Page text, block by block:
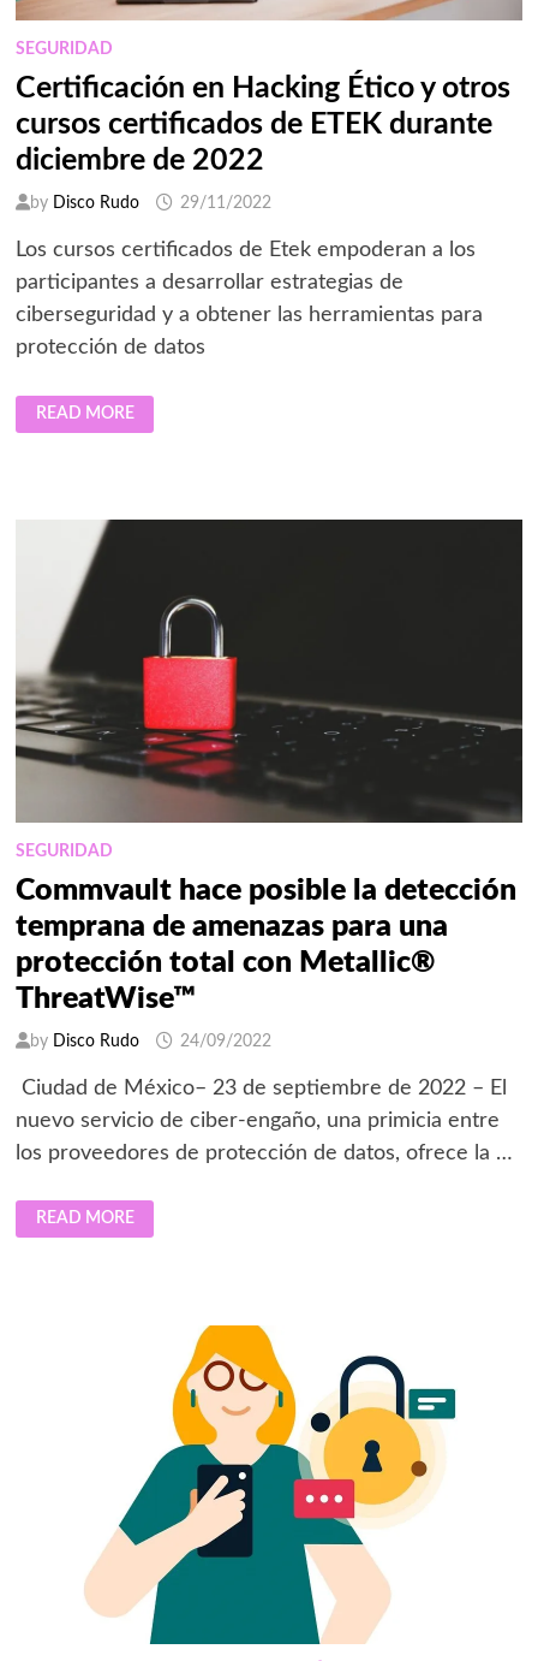
SEGURIDAD
Certificación en Hacking Ético y otros
cursos certificados de ETEK durante
diciembre de 2022
by Disco Rudo 29/11/2022
Los cursos certificados de Etek empoderan a los
participantes a desarrollar estrategias de
ciberseguridad y a obtener las herramientas para
protección de datos
CERTIFICACIÓN
EN
HACKING
CERTIFICADOS
DURANTE
DICIEMBRE
2022
READ MORE
SEGURIDAD
Commvault hace posible la detección
temprana de amenazas para una
protección total con Metallic®
ThreatWise™
by Disco Rudo 24/09/2022
Ciudad de México– 23 de septiembre de 2022 – El
nuevo servicio de ciber-engaño, una primicia entre
los proveedores de protección de datos, ofrece la …
COMMVAULT
HACE
POSIBLE
READ MORE